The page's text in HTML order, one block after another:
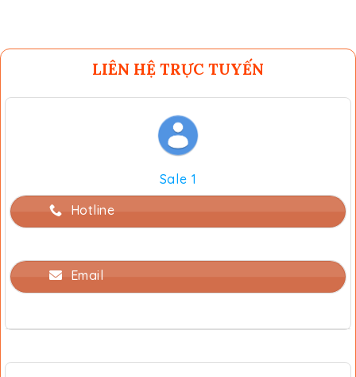
LIÊN HỆ TRỰC TUYẾN
Sale 1
Hotline
Email